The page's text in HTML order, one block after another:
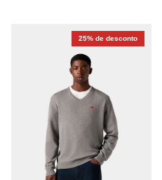
25% de desconto